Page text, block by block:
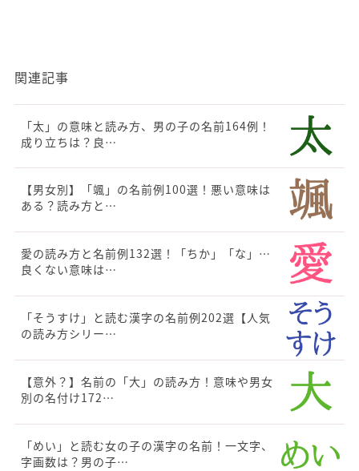
関連記事
「太」の意味と読み方、男の子の名前164例！
成り立ちは？良…
【男女別】「颯」の名前例100選！悪い意味は
ある？読み方と…
愛の読み方と名前例132選！「ちか」「な」…
良くない意味は…
「そうすけ」と読む漢字の名前例202選【人気
の読み方シリー…
【意外？】名前の「大」の読み方！意味や男女
別の名付け172…
「めい」と読む女の子の漢字の名前！一文字、
字画数は？男の子…